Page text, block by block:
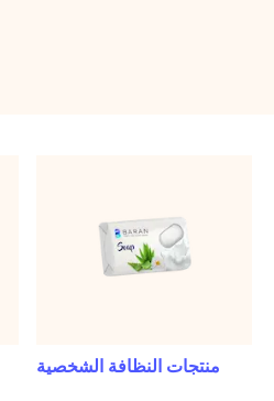
منتجات النظافة الشخصية